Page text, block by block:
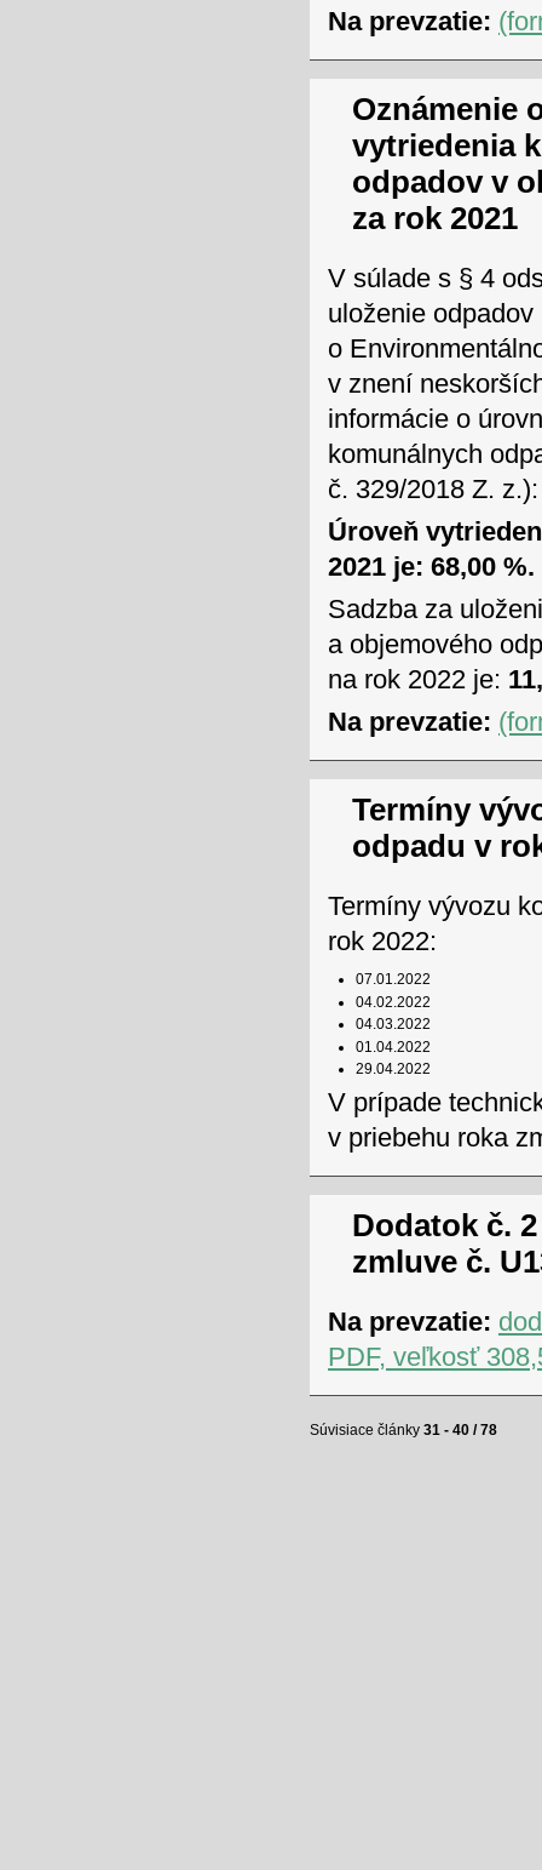
Na prevzatie:
Oznámenie
vytriedenia
odpadov v
za rok 2021
V súlade s § 4
uloženie
o
v znení
informácie o
komunálnych
č. 329/2018 Z. z.):
Úroveň
2021 je: 68,00 %.
Sadzba za
a objemového
na rok 2022 je:
Na prevzatie:
Termíny
odpadu v
Termíny vývozu
rok 2022:
07.01.2022
04.02.2022
04.03.2022
01.04.2022
29.04.2022
V prípade
v priebehu roka
Dodatok č.
zmluve č.
Na prevzatie:
PDF, veľkosť
Súvisiace články 31 - 40 / 78